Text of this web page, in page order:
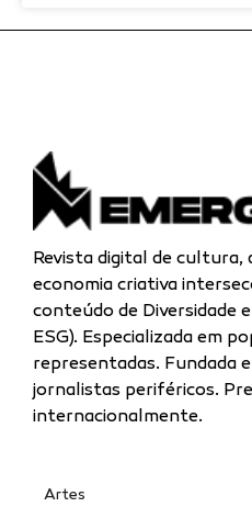
Revista digital de cultura,
economia criativa
conteúdo de Diversidade
ESG). Especializada em
representadas. Fundada
jornalistas periféricos.
internacionalmente.
Artes